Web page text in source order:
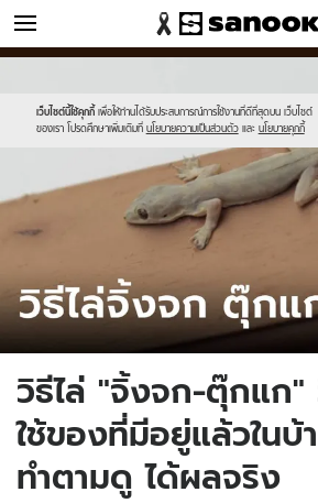
ข่าว
เว็บไซต์นี้ใช้คุกกี้ เพื่อให้ท่านได้รับประสบการณ์การใช้งานที่ดีที่สุดบน เว็บไซต์
ของเรา โปรดศึกษาเพิ่มเติมที่ นโยบายความเป็นส่วนตัว และ นโยบายคุกกี้
sanook.png
update-
april.jpg
วิธีไล่ "จิ้งจก-ตุ๊กแก"
ใช้ของที่มีอยู่แล้วในบ้
ทำตามดู ได้ผลจริง